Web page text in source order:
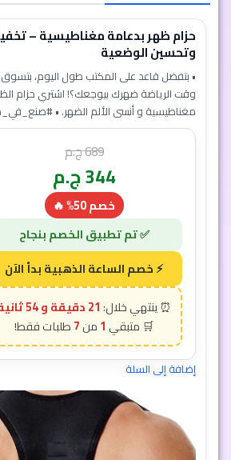
حزام ظهر بدعامة مغناطيسية –
وتحسين الوضعية
• بتفضل قاعد على المكتب طول اليوم، بتسوق
وقت الرياضة ضهرك بيوجعك؟! اشتري حزام
مغناطيسية و أنسى الألم الضهر. •
689ج.م
344ج.م
خصم 50% 🔥
21 دقيقة و 51 ثانية
1
7
إضافة إلى السلة